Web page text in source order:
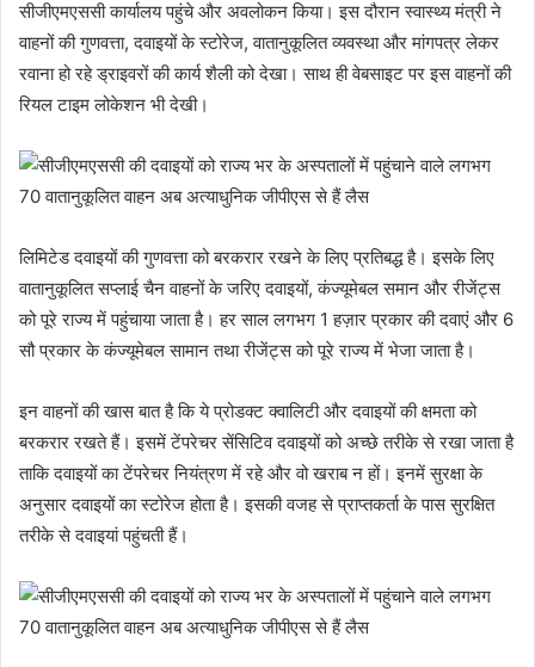
सीजीएमएससी कार्यालय पहुंचे और अवलोकन किया। इस दौरान स्वास्थ्य मंत्री ने
वाहनों की गुणवत्ता, दवाइयों के स्टोरेज, वातानुकूलित व्यवस्था और मांगपत्र लेकर
रवाना हो रहे ड्राइवरों की कार्य शैली को देखा। साथ ही वेबसाइट पर इस वाहनों की
रियल टाइम लोकेशन भी देखी।
लिमिटेड दवाइयों की गुणवत्ता को बरकरार रखने के लिए प्रतिबद्ध है। इसके लिए
वातानुकूलित सप्लाई चैन वाहनों के जरिए दवाइयों, कंज्यूमेबल समान और रीजेंट्स
को पूरे राज्य में पहुंचाया जाता है। हर साल लगभग 1 हज़ार प्रकार की दवाएं और 6
सौ प्रकार के कंज्यूमेबल सामान तथा रीजेंट्स को पूरे राज्य में भेजा जाता है।
इन वाहनों की खास बात है कि ये प्रोडक्ट क्वालिटी और दवाइयों की क्षमता को
बरकरार रखते हैं। इसमें टेंपरेचर सेंसिटिव दवाइयों को अच्छे तरीके से रखा जाता है
ताकि दवाइयों का टेंपरेचर नियंत्रण में रहे और वो खराब न हों। इनमें सुरक्षा के
अनुसार दवाइयों का स्टोरेज होता है। इसकी वजह से प्राप्तकर्ता के पास सुरक्षित
तरीके से दवाइयां पहुंचती हैं।